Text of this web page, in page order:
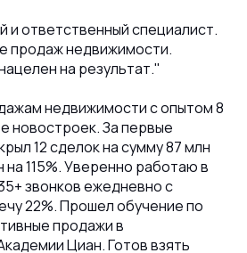
и ответственный специалист.
продаж недвижимости.
на результат."
недвижимости с опытом 8
новостроек. За первые
12 сделок на сумму 87 млн
на 115%. Уверенно работаю в
звонков ежедневно с
22%. Прошел обучение по
продажи в
Циан. Готов взять